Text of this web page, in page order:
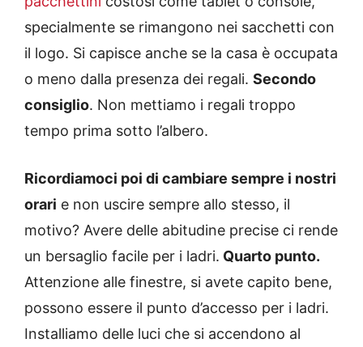
specialmente se rimangono nei sacchetti con
il logo. Si capisce anche se la casa è occupata
o meno dalla presenza dei regali. Secondo
consiglio. Non mettiamo i regali troppo
tempo prima sotto l’albero.
Ricordiamoci poi di cambiare sempre i nostri
orari e non uscire sempre allo stesso, il
motivo? Avere delle abitudine precise ci rende
un bersaglio facile per i ladri. Quarto punto.
Attenzione alle finestre, si avete capito bene,
possono essere il punto d’accesso per i ladri.
Installiamo delle luci che si accendono al